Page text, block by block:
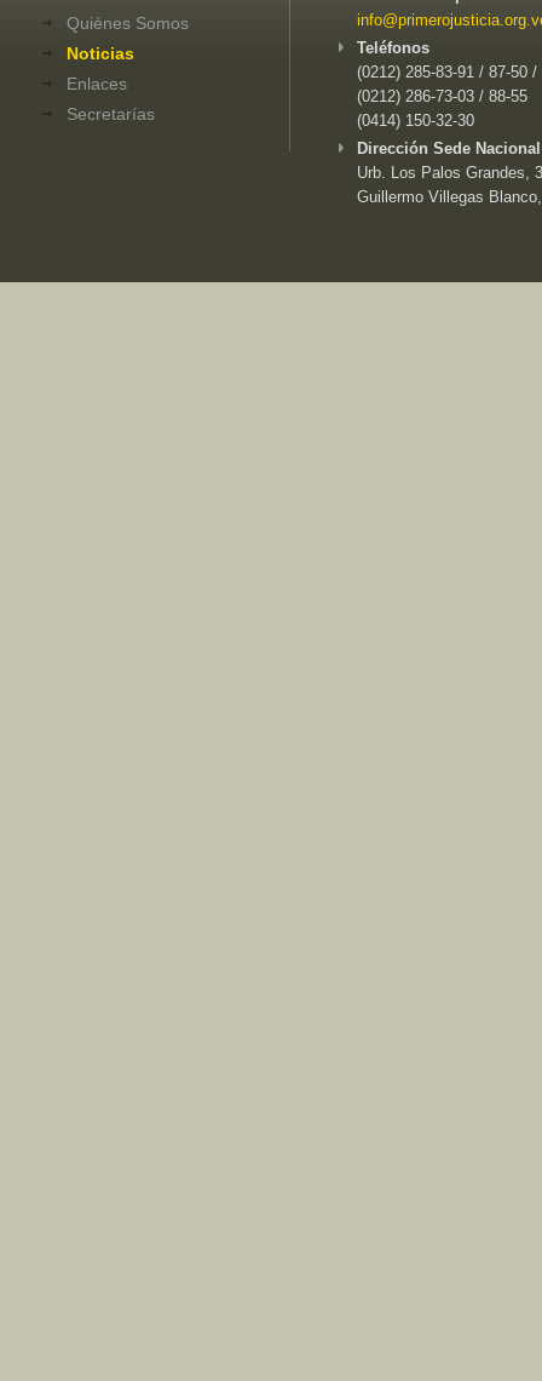
Quiénes Somos
Noticias
Enlaces
Secretarías
Teléfonos
(0212) 285-83-91 / 87-50 /
(0212) 286-73-03 / 88-55
(0414) 150-32-30
Dirección Sede
Urb. Los Palos Grandes,
Guillermo Villegas